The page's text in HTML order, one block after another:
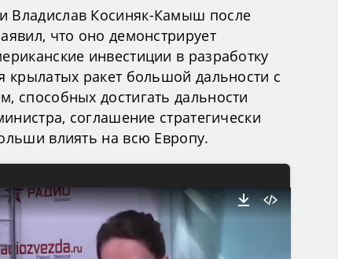
Косиняк-Камыш после
что оно демонстрирует
инвестиции в разработку
крылатых ракет большой дальности с
способных достигать дальности
соглашение стратегически
влиять на всю Европу.